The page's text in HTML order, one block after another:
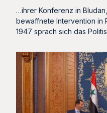
…ihrer Konferenz in
bewaffnete Intervention in
1947 sprach sich das